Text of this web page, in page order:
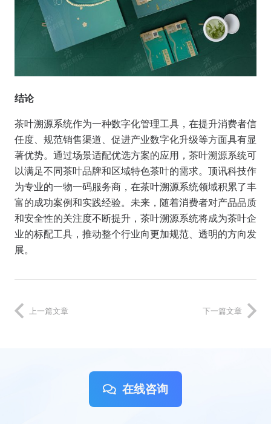
结论
茶叶溯源系统作为一种数字化管理工具，在提升消费者信
任度、规范销售渠道、促进产业数字化升级等方面具有显
著优势。通过场景适配优选方案的应用，茶叶溯源系统可
以满足不同茶叶品牌和区域特色茶叶的需求。顶讯科技作
为专业的一物一码服务商，在茶叶溯源系统领域积累了丰
富的成功案例和实践经验。未来，随着消费者对产品品质
和安全性的关注度不断提升，茶叶溯源系统将成为茶叶企
业的标配工具，推动整个行业向更加规范、透明的方向发
展。
上一篇文章 下一篇文章
在线咨询